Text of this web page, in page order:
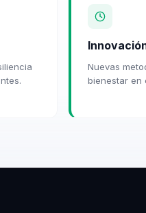
Nuevas
bienestar en